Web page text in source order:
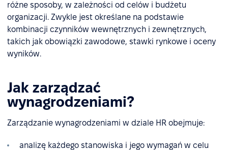
różne sposoby, w zależności od celów i budżetu
organizacji. Zwykle jest określane na podstawie
kombinacji czynników wewnętrznych i zewnętrznych,
takich jak obowiązki zawodowe, stawki rynkowe i oceny
wyników.
Jak zarządzać
wynagrodzeniami?
Zarządzanie wynagrodzeniami w dziale HR obejmuje:
analizę każdego stanowiska i jego wymagań w celu